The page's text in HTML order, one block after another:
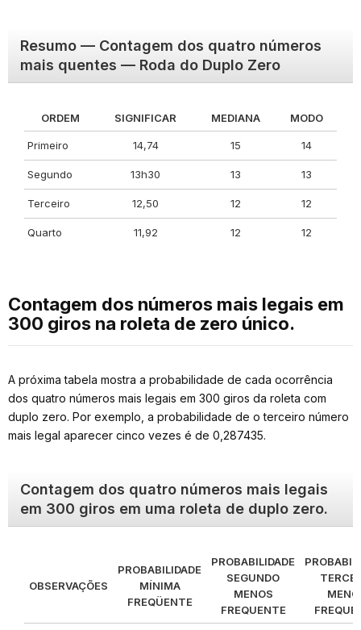
Resumo — Contagem dos quatro números
mais quentes — Roda do Duplo Zero
ORDEM SIGNIFICAR MEDIANA MODO
Primeiro 14,74 15 14
Segundo 13h30 13 13
Terceiro 12,50 12 12
Quarto 11,92 12 12
Contagem dos números mais legais em
300 giros na roleta de zero único.
A próxima tabela mostra a probabilidade de cada ocorrência
dos quatro números mais legais em 300 giros da roleta com
duplo zero. Por exemplo, a probabilidade de o terceiro número
mais legal aparecer cinco vezes é de 0,287435.
Contagem dos quatro números mais legais
em 300 giros em uma roleta de duplo zero.
OBSERVAÇÕES
PROBABILIDADE
MÍNIMA
FREQÜENTE
PROBABILIDADE
SEGUNDO
MENOS
FREQUENTE